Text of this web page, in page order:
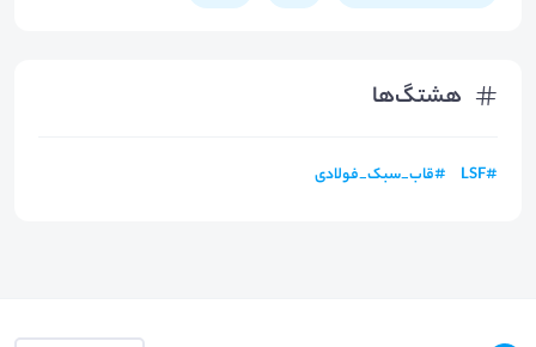
هشتگ‌ها
#
LSF
#قاب_سبک_فولادی